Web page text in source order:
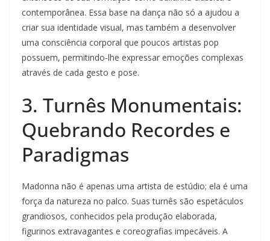
contemporânea. Essa base na dança não só a ajudou a
criar sua identidade visual, mas também a desenvolver
uma consciência corporal que poucos artistas pop
possuem, permitindo-lhe expressar emoções complexas
através de cada gesto e pose.
3. Turnês Monumentais:
Quebrando Recordes e
Paradigmas
Madonna não é apenas uma artista de estúdio; ela é uma
força da natureza no palco. Suas turnês são espetáculos
grandiosos, conhecidos pela produção elaborada,
figurinos extravagantes e coreografias impecáveis. A